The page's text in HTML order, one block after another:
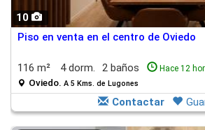
10
Piso en venta en el centro de Oviedo
116 m² 4 dorm. 2 baños Hace 12
Oviedo. A 5 Kms. de Lugones
Contactar